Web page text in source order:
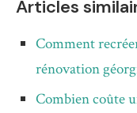
Articles
Comment
rénovation
Combien coûte